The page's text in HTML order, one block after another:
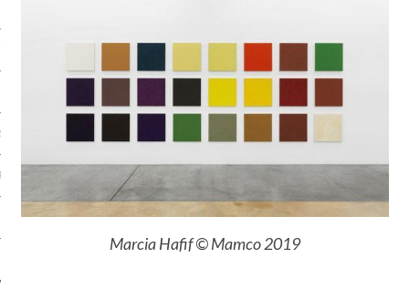
Marcia Hafif © Mamco 2019